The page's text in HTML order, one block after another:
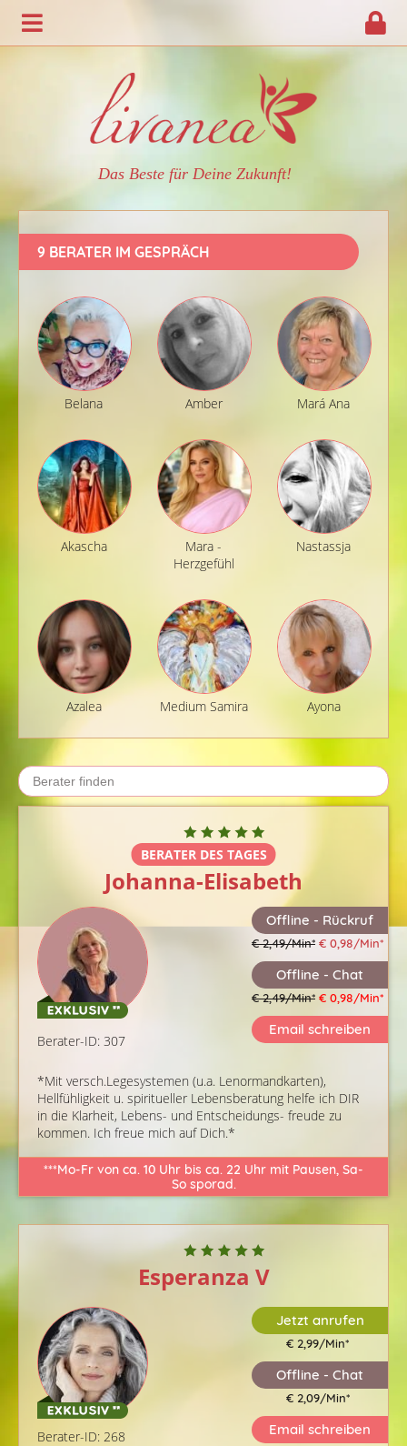
Das Beste für Deine Zukunft!
9 BERATER IM GESPRÄCH
Belana Amber Mará Ana
Akascha
Mara -
Herzgefühl
Nastassja
Azalea Medium Samira Ayona
Johanna-Elisabeth
Berater-ID: 307
*Mit versch.Legesystemen (u.a. Lenormandkarten),
Hellfühligkeit u. spiritueller Lebensberatung helfe ich DIR
in die Klarheit, Lebens- und Entscheidungs- freude zu
kommen. Ich freue mich auf Dich.*
Offline - Rückruf
€ 2,49/Min* € 0,98/Min*
Offline - Chat
€ 2,49/Min* € 0,98/Min*
Email schreiben
***Mo-Fr von ca. 10 Uhr bis ca. 22 Uhr mit Pausen, Sa-
So sporad.
Esperanza V
Berater-ID: 268
Jetzt anrufen
€ 2,99/Min*
Offline - Chat
€ 2,09/Min*
Email schreiben